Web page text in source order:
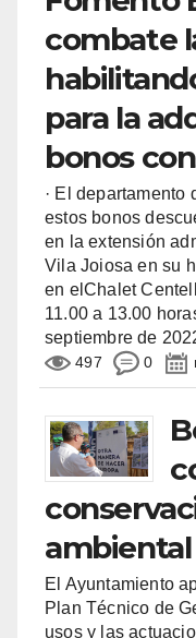
combate
para la
bonos
· El
estos bonos
en la extensión
Vila Joiosa en su
en elChalet
11.00 a 13.00
septiembre de
497 0
El Ayuntamiento
Plan Técnico de
usos y las